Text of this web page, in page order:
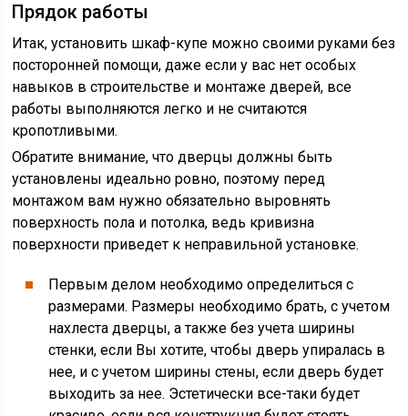
Прядок работы
Итак, установить шкаф-купе можно своими руками без
посторонней помощи, даже если у вас нет особых
навыков в строительстве и монтаже дверей, все
работы выполняются легко и не считаются
кропотливыми.
Обратите внимание, что дверцы должны быть
установлены идеально ровно, поэтому перед
монтажом вам нужно обязательно выровнять
поверхность пола и потолка, ведь кривизна
поверхности приведет к неправильной установке.
Первым делом необходимо определиться с
размерами. Размеры необходимо брать, с учетом
нахлеста дверцы, а также без учета ширины
стенки, если Вы хотите, чтобы дверь упиралась в
нее, и с учетом ширины стены, если дверь будет
выходить за нее. Эстетически все-таки будет